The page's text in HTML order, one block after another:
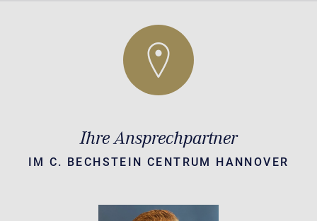
Ihre Ansprechpartner
IM C. BECHSTEIN CENTRUM HANNOVER